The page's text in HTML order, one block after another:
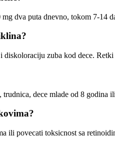
dva puta dnevno, tokom 7-14
zuba kod dece.
dece mlade od 8 godina
ili povecati toksicnost sa